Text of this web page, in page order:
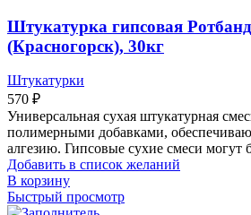
Штукатурка гипсовая
(Красногорск), 30кг
Штукатурки
570 ₽
Универсальная сухая штукатурная
полимерными добавками,
алгезию. Гипсовые сухие смеси могут
Добавить в список желаний
В корзину
Быстрый просмотр